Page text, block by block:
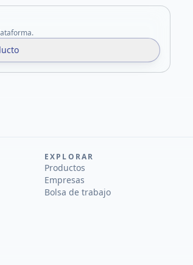
EXPLORAR
Productos
Empresas
Bolsa de trabajo